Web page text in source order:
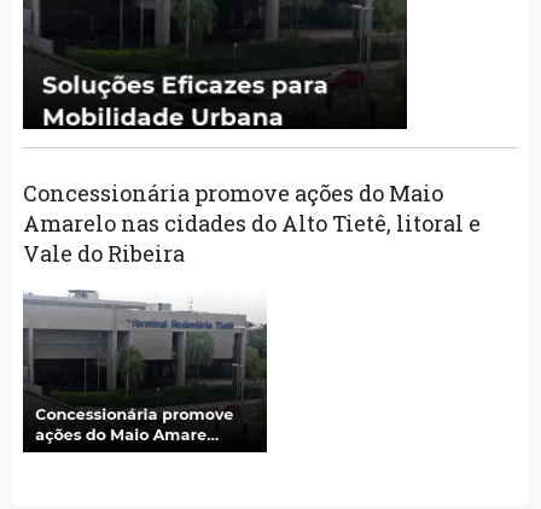
Concessionária promove ações do Maio
Amarelo nas cidades do Alto Tietê, litoral e
Vale do Ribeira